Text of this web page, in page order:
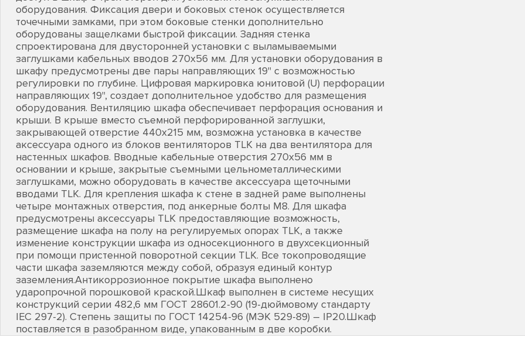
оборудования. Фиксация двери и боковых стенок осуществляется
точечными замками, при этом боковые стенки дополнительно
оборудованы защелками быстрой фиксации. Задняя стенка
спроектирована для двусторонней установки с выламываемыми
заглушками кабельных вводов 270х56 мм. Для установки оборудования в
шкафу предусмотрены две пары направляющих 19" с возможностью
регулировки по глубине. Цифровая маркировка юнитовой (U) перфорации
направляющих 19", создает дополнительное удобство для размещения
оборудования. Вентиляцию шкафа обеспечивает перфорация основания и
крыши. В крыше вместо съемной перфорированной заглушки,
закрывающей отверстие 440х215 мм, возможна установка в качестве
аксессуара одного из блоков вентиляторов TLK на два вентилятора для
настенных шкафов. Вводные кабельные отверстия 270х56 мм в
основании и крыше, закрытые съемными цельнометаллическими
заглушками, можно оборудовать в качестве аксессуара щеточными
вводами TLK. Для крепления шкафа к стене в задней раме выполнены
четыре монтажных отверстия, под анкерные болты М8. Для шкафа
предусмотрены аксессуары TLK предоставляющие возможность,
размещение шкафа на полу на регулируемых опорах TLK, а также
изменение конструкции шкафа из односекционного в двухсекционный
при помощи пристенной поворотной секции TLK. Все токопроводящие
части шкафа заземляются между собой, образуя единый контур
заземления.Антикоррозионное покрытие шкафа выполнено
ударопрочной порошковой краской.Шкаф выполнен в системе несущих
конструкций серии 482,6 мм ГОСТ 28601.2-90 (19-дюймовому стандарту
IEC 297-2). Степень защиты по ГОСТ 14254-96 (МЭК 529-89) – IP20.Шкаф
поставляется в разобранном виде, упакованным в две коробки.